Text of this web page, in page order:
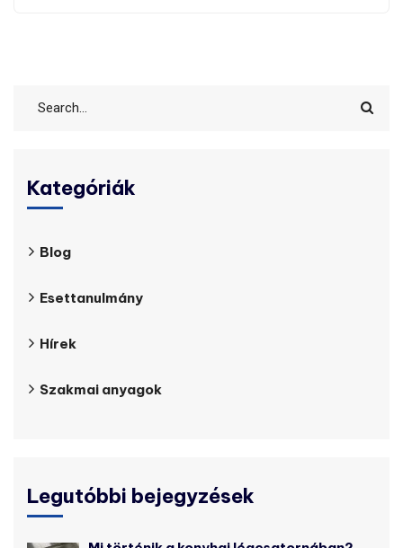
Kategóriák
Blog
Esettanulmány
Hírek
Szakmai anyagok
Legutóbbi bejegyzések